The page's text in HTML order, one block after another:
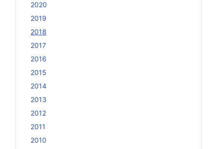
2020
2019
2018
2017
2016
2015
2014
2013
2012
2011
2010